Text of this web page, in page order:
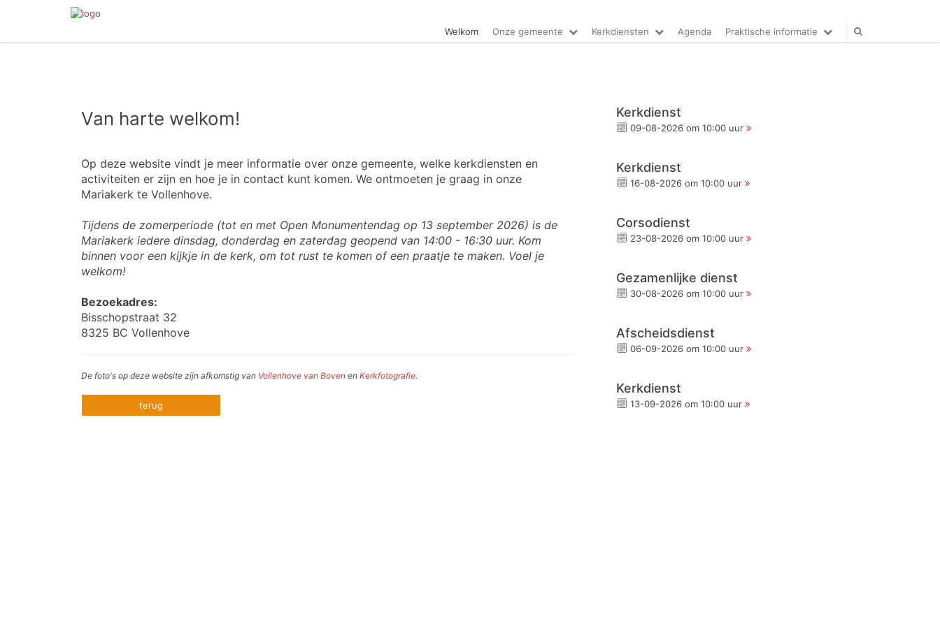
Welkom Onze gemeente Kerkdiensten Agenda Praktische informatie
Van harte welkom!
Op deze website vindt je meer informatie over onze gemeente, welke kerkdiensten en
activiteiten er zijn en hoe je in contact kunt komen. We ontmoeten je graag in onze
Mariakerk te Vollenhove.
Tijdens de zomerperiode (tot en met Open Monumentendag op 13 september 2026) is de
Mariakerk iedere dinsdag, donderdag en zaterdag geopend van 14:00 - 16:30 uur. Kom
binnen voor een kijkje in de kerk, om tot rust te komen of een praatje te maken. Voel je
welkom!
Bezoekadres:
Bisschopstraat 32
8325 BC Vollenhove
De foto's op deze website zijn afkomstig van Vollenhove van Boven en Kerkfotografie.
terug
Kerkdienst
09-08-2026 om 10:00 uur
Kerkdienst
16-08-2026 om 10:00 uur
Corsodienst
23-08-2026 om 10:00 uur
Gezamenlijke dienst
30-08-2026 om 10:00 uur
Afscheidsdienst
06-09-2026 om 10:00 uur
Kerkdienst
13-09-2026 om 10:00 uur